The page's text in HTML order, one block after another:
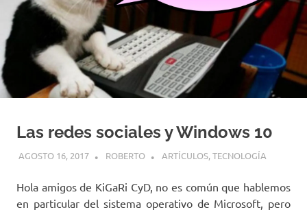
Las redes sociales y Windows 10
AGOSTO 16, 2017 ROBERTO ARTÍCULOS,TECNOLOGÍA
Hola amigos de KiGaRi CyD, no es común que hablemos
en particular del sistema operativo de Microsoft, pero